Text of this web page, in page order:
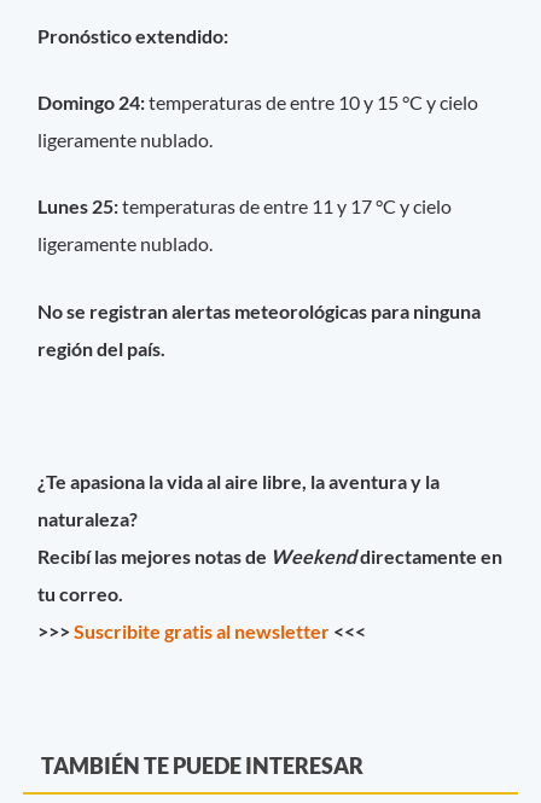
Pronóstico extendido:
Domingo 24:temperaturas de entre 10 y 15 °C y cielo
ligeramente nublado.
Lunes 25:temperaturas de entre 11 y 17 °C y cielo
ligeramente nublado.
No se registran alertas meteorológicas para ninguna
región del país.
¿Te apasiona la vida al aire libre, la aventura y la
naturaleza?
Recibí las mejores notas de Weekenddirectamente en
tu correo.
>>>Suscribite gratis al newsletter <<<
TAMBIÉN TE PUEDE INTERESAR